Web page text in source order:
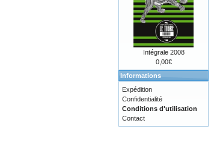
Intégrale 2008
0,00€
Informations
Expédition
Confidentialité
Conditions d'utilisation
Contact